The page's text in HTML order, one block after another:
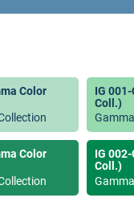
Color
IG
Coll.)
Color
IG
Coll.)